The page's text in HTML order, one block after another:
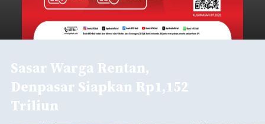
Sasar Warga Rentan,
Denpasar Siapkan Rp1,152
Triliun